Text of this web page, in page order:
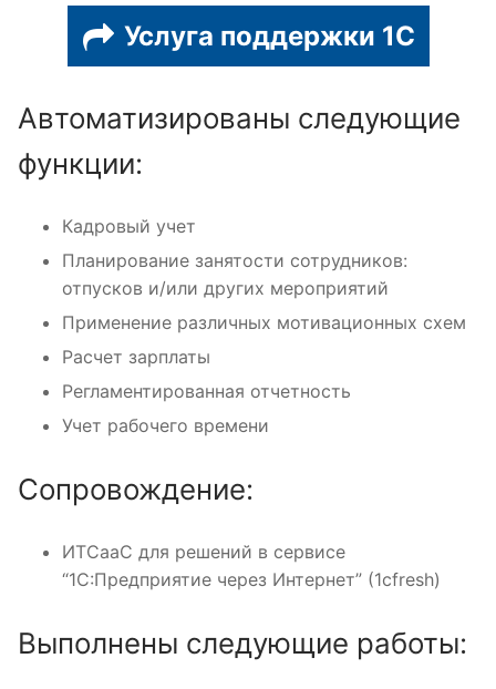
Услуга поддержки 1С
Автоматизированы следующие
функции:
Кадровый учет
Планирование занятости сотрудников:
отпусков и/или других мероприятий
Применение различных мотивационных схем
Расчет зарплаты
Регламентированная отчетность
Учет рабочего времени
Сопровождение:
ИТСааС для решений в сервисе
“1С:Предприятие через Интернет” (1cfresh)
Выполнены следующие работы: